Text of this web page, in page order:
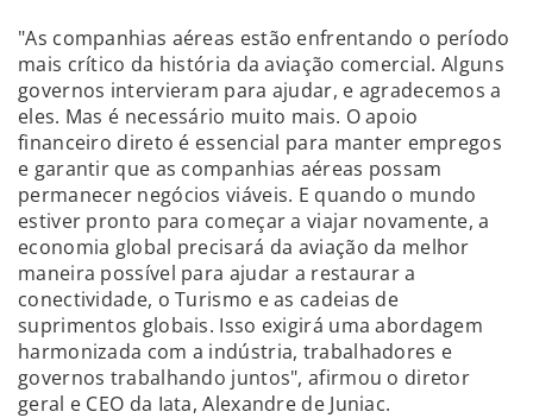
"As companhias aéreas estão enfrentando o período
mais crítico da história da aviação comercial. Alguns
governos intervieram para ajudar, e agradecemos a
eles. Mas é necessário muito mais. O apoio
financeiro direto é essencial para manter empregos
e garantir que as companhias aéreas possam
permanecer negócios viáveis. E quando o mundo
estiver pronto para começar a viajar novamente, a
economia global precisará da aviação da melhor
maneira possível para ajudar a restaurar a
conectividade, o Turismo e as cadeias de
suprimentos globais. Isso exigirá uma abordagem
harmonizada com a indústria, trabalhadores e
governos trabalhando juntos", afirmou o diretor
geral e CEO da Iata, Alexandre de Juniac.